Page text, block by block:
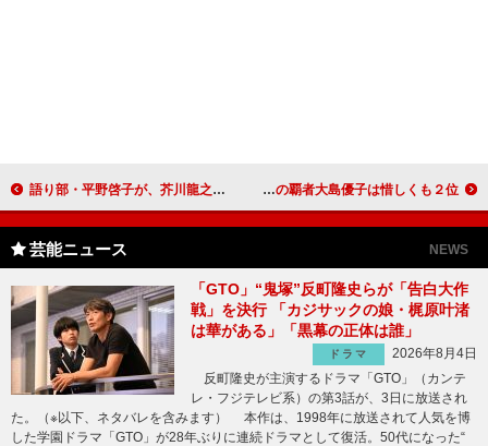
語り部・平野啓子が、芥川龍之介の名作を語る 「１００年、２００年愛される作品に」新作ＣＤ発売 ＡＫＢ総選挙、前田敦子が首位奪還 昨年の覇者大島優子は惜しくも２位
芸能ニュース NEWS
「GTO」“鬼塚”反町隆史らが「告白大作
戦」を決行 「カジサックの娘・梶原叶渚
は華がある」「黒幕の正体は誰」
ドラマ
2026年8月4日
反町隆史が主演するドラマ「GTO」（カンテ
レ・フジテレビ系）の第3話が、3日に放送され
た。（※以下、ネタバレを含みます） 本作は、1998年に放送されて人気を博
した学園ドラマ「GTO」が28年ぶりに連続ドラマとして復活。50代になった“